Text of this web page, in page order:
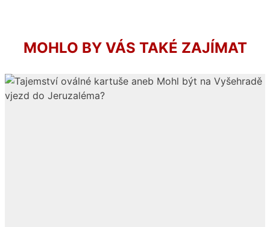
MOHLO BY VÁS TAKÉ ZAJÍMAT